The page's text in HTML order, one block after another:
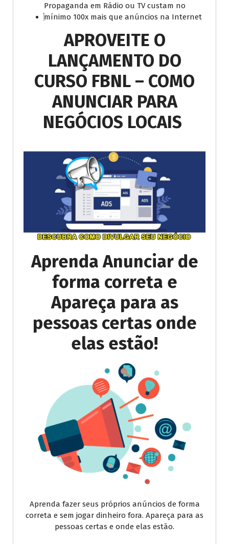
Propaganda em Rádio ou TV custam no
mínimo 100x mais que anúncios na Internet
APROVEITE O
LANÇAMENTO DO
CURSO FBNL – COMO
ANUNCIAR PARA
NEGÓCIOS LOCAIS
Aprenda Anunciar de
forma correta e
Apareça para as
pessoas certas onde
elas estão!
Aprenda fazer seus próprios anúncios de forma
correta e sem jogar dinheiro fora. Apareça para as
pessoas certas e onde elas estão.